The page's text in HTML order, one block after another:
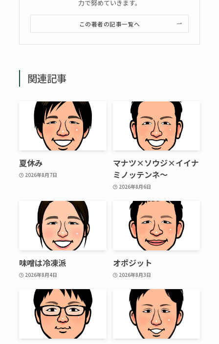
力で努めていきます。
この著者の記事一覧へ
関連記事
夏休み
2026年8月7日
マナツ×ソウジ×イイナ
ミノッテンネ～
2026年8月6日
味噌は冷凍派
2026年8月4日
オポジット
2026年8月3日